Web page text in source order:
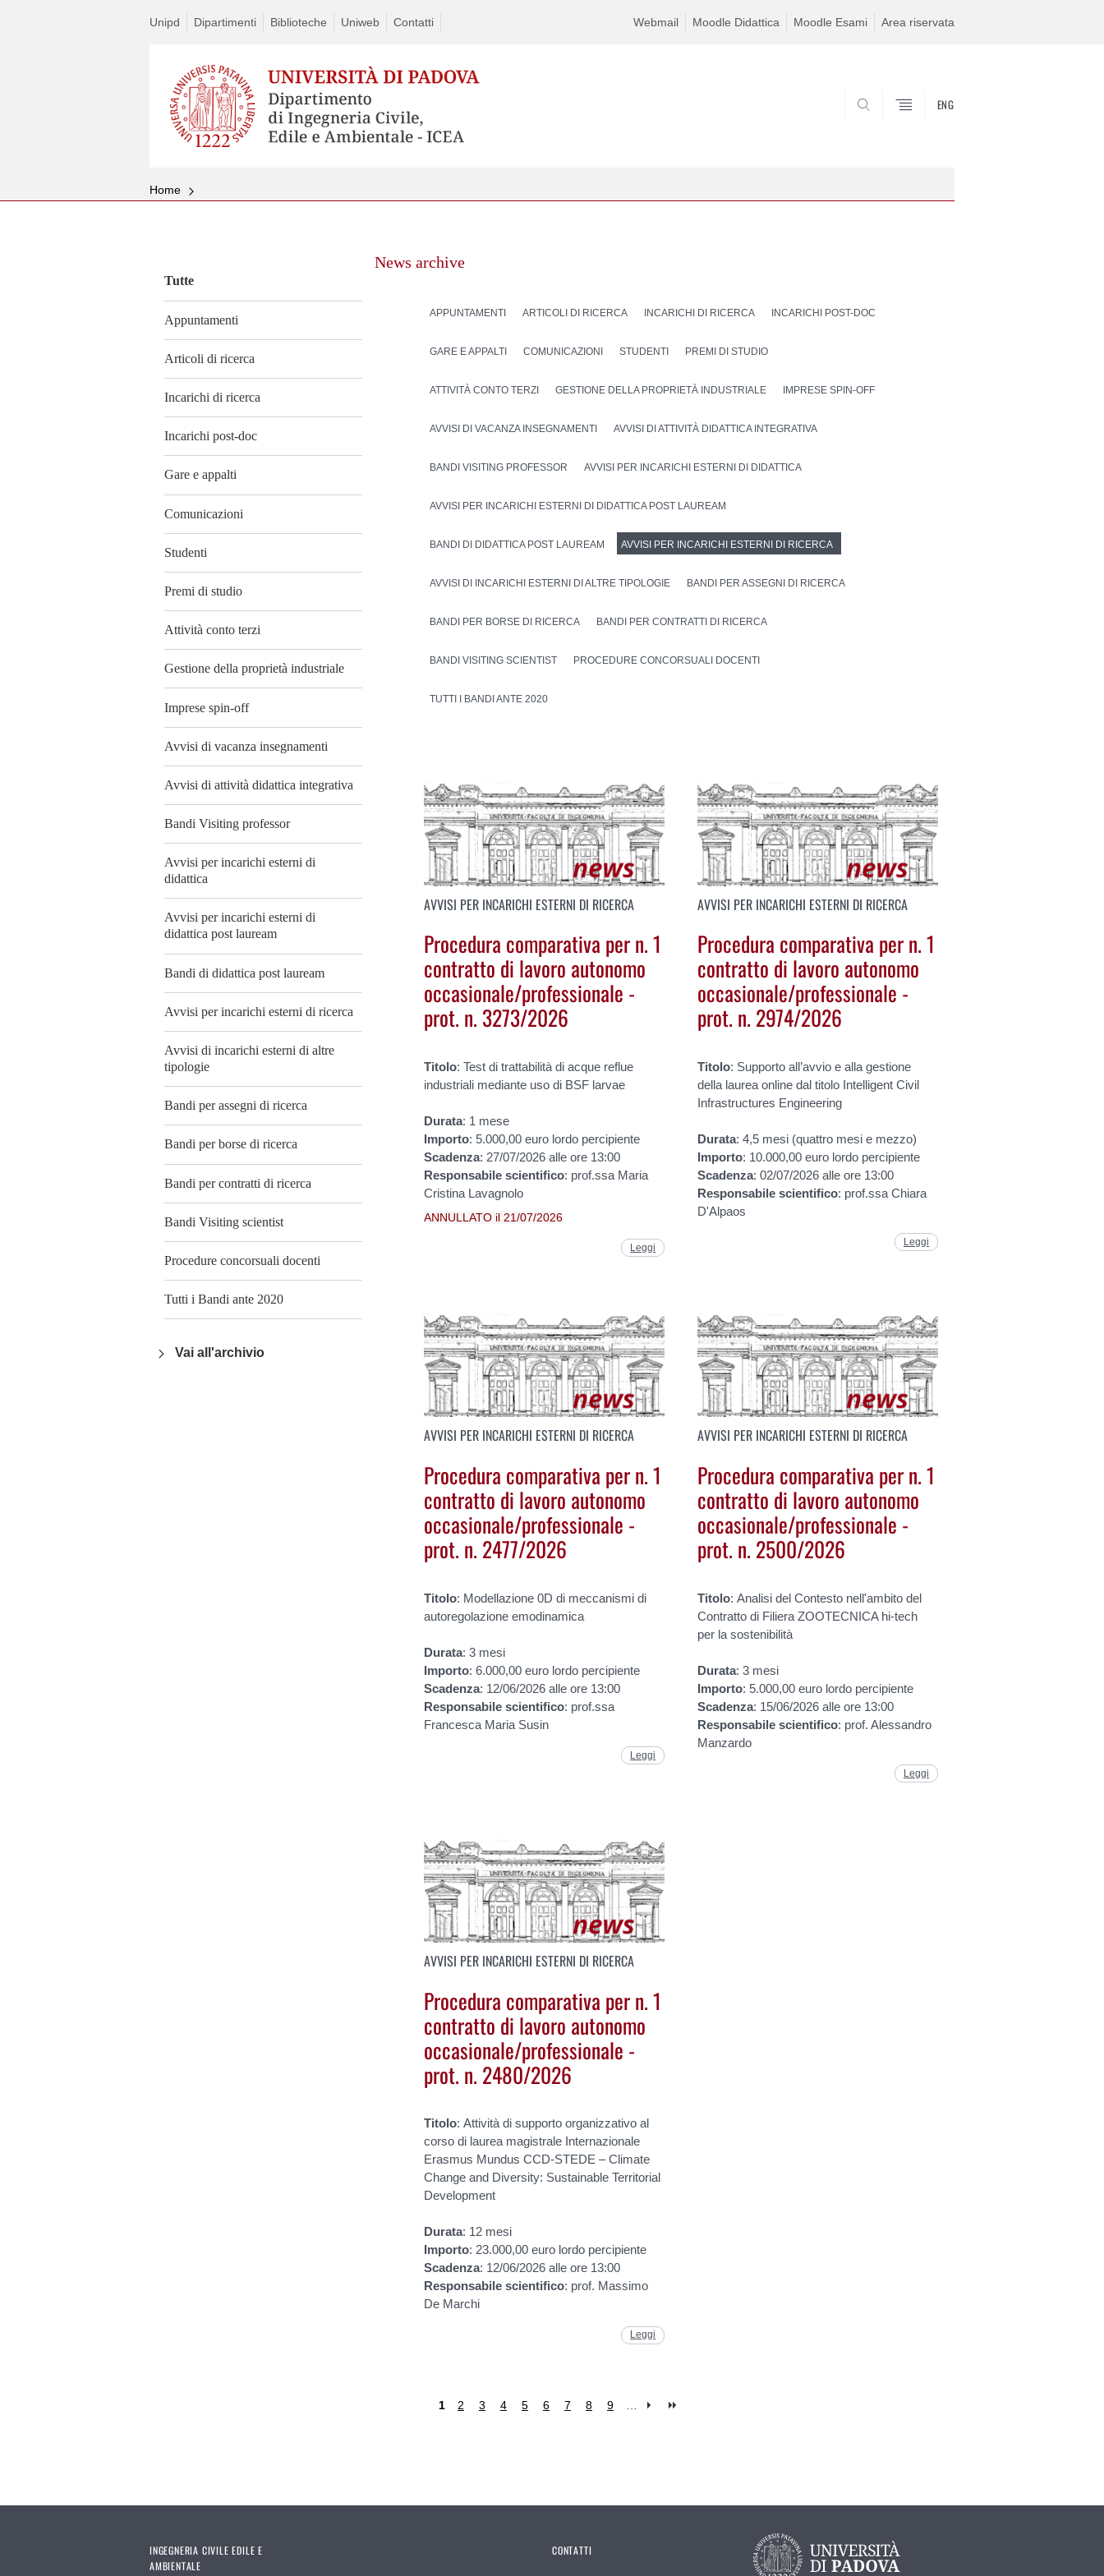
Unipd Dipartimenti Biblioteche Uniweb Contatti Webmail Moodle Didattica Moodle Esami Area riservata
ENG
Home
Tutte
Appuntamenti
Articoli di ricerca
Incarichi di ricerca
Incarichi post-doc
Gare e appalti
Comunicazioni
Studenti
Premi di studio
Attività conto terzi
Gestione della proprietà industriale
Imprese spin-off
Avvisi di vacanza insegnamenti
Avvisi di attività didattica integrativa
Bandi Visiting professor
Avvisi per incarichi esterni di
didattica
Avvisi per incarichi esterni di
didattica post lauream
Bandi di didattica post lauream
Avvisi per incarichi esterni di ricerca
Avvisi di incarichi esterni di altre
tipologie
Bandi per assegni di ricerca
Bandi per borse di ricerca
Bandi per contratti di ricerca
Bandi Visiting scientist
Procedure concorsuali docenti
Tutti i Bandi ante 2020
Vai all'archivio
News archive
APPUNTAMENTI ARTICOLI DI RICERCA INCARICHI DI RICERCA INCARICHI POST-DOC
GARE E APPALTI COMUNICAZIONI STUDENTI PREMI DI STUDIO
ATTIVITÀ CONTO TERZI GESTIONE DELLA PROPRIETÀ INDUSTRIALE IMPRESE SPIN-OFF
AVVISI DI VACANZA INSEGNAMENTI AVVISI DI ATTIVITÀ DIDATTICA INTEGRATIVA
BANDI VISITING PROFESSOR AVVISI PER INCARICHI ESTERNI DI DIDATTICA
AVVISI PER INCARICHI ESTERNI DI DIDATTICA POST LAUREAM
BANDI DI DIDATTICA POST LAUREAM AVVISI PER INCARICHI ESTERNI DI RICERCA
AVVISI DI INCARICHI ESTERNI DI ALTRE TIPOLOGIE BANDI PER ASSEGNI DI RICERCA
BANDI PER BORSE DI RICERCA BANDI PER CONTRATTI DI RICERCA
BANDI VISITING SCIENTIST PROCEDURE CONCORSUALI DOCENTI
TUTTI I BANDI ANTE 2020
AVVISI PER INCARICHI ESTERNI DI RICERCA
Procedura comparativa per n. 1
contratto di lavoro autonomo
occasionale/professionale -
prot. n. 3273/2026
Titolo: Test di trattabilità di acque reflue
industriali mediante uso di BSF larvae
Durata: 1 mese
Importo: 5.000,00 euro lordo percipiente
Scadenza: 27/07/2026 alle ore 13:00
Responsabile scientifico: prof.ssa Maria
Cristina Lavagnolo
ANNULLATO il 21/07/2026
Leggi
AVVISI PER INCARICHI ESTERNI DI RICERCA
Procedura comparativa per n. 1
contratto di lavoro autonomo
occasionale/professionale -
prot. n. 2974/2026
Titolo: Supporto all’avvio e alla gestione
della laurea online dal titolo Intelligent Civil
Infrastructures Engineering
Durata: 4,5 mesi (quattro mesi e mezzo)
Importo: 10.000,00 euro lordo percipiente
Scadenza: 02/07/2026 alle ore 13:00
Responsabile scientifico: prof.ssa Chiara
D'Alpaos
Leggi
AVVISI PER INCARICHI ESTERNI DI RICERCA
Procedura comparativa per n. 1
contratto di lavoro autonomo
occasionale/professionale -
prot. n. 2477/2026
Titolo: Modellazione 0D di meccanismi di
autoregolazione emodinamica
Durata: 3 mesi
Importo: 6.000,00 euro lordo percipiente
Scadenza: 12/06/2026 alle ore 13:00
Responsabile scientifico: prof.ssa
Francesca Maria Susin
Leggi
AVVISI PER INCARICHI ESTERNI DI RICERCA
Procedura comparativa per n. 1
contratto di lavoro autonomo
occasionale/professionale -
prot. n. 2500/2026
Titolo: Analisi del Contesto nell'ambito del
Contratto di Filiera ZOOTECNICA hi-tech
per la sostenibilità
Durata: 3 mesi
Importo: 5.000,00 euro lordo percipiente
Scadenza: 15/06/2026 alle ore 13:00
Responsabile scientifico: prof. Alessandro
Manzardo
Leggi
AVVISI PER INCARICHI ESTERNI DI RICERCA
Procedura comparativa per n. 1
contratto di lavoro autonomo
occasionale/professionale -
prot. n. 2480/2026
Titolo: Attività di supporto organizzativo al
corso di laurea magistrale Internazionale
Erasmus Mundus CCD-STEDE – Climate
Change and Diversity: Sustainable Territorial
Development
Durata: 12 mesi
Importo: 23.000,00 euro lordo percipiente
Scadenza: 12/06/2026 alle ore 13:00
Responsabile scientifico: prof. Massimo
De Marchi
Leggi
1 2 3 4 5 6 7 8 9
INGEGNERIA CIVILE EDILE E
AMBIENTALE
CONTATTI